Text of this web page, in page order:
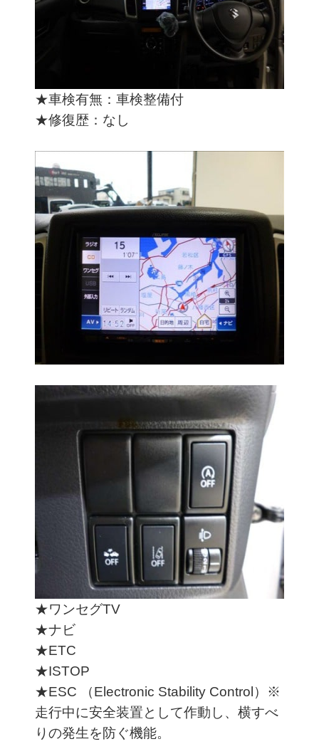
★車検有無：車検整備付
★修復歴：なし
★ワンセグTV
★ナビ
★ETC
★ISTOP
★ESC （Electronic Stability Control）※
走行中に安全装置として作動し、横すべ
りの発生を防ぐ機能。